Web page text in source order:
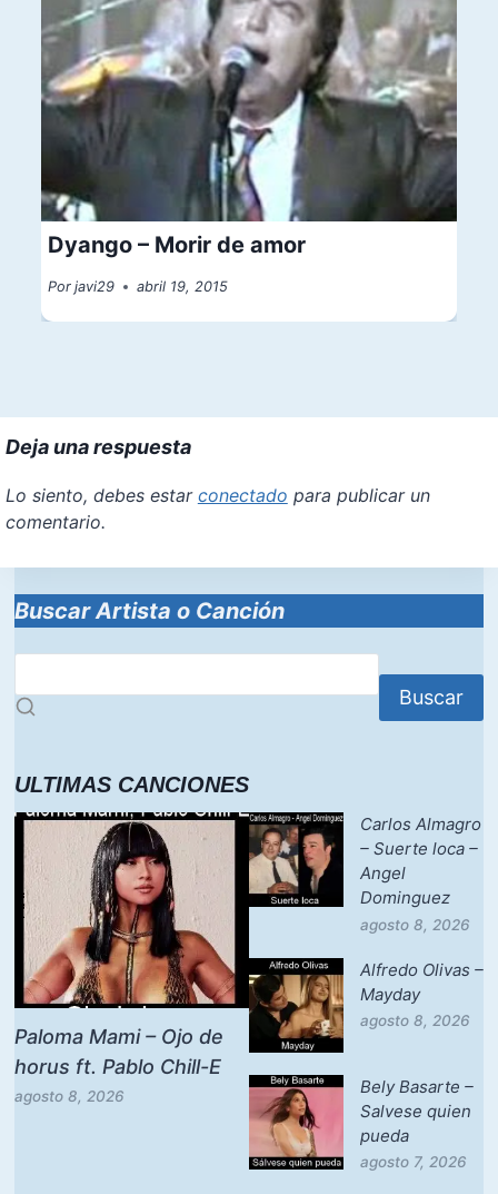
Dyango – Morir de amor
Por javi29 abril 19, 2015
Deja una respuesta
Lo siento, debes estar conectado para publicar un
comentario.
Buscar Artista o Canción
Buscar
ULTIMAS CANCIONES
Paloma Mami – Ojo de
horus ft. Pablo Chill-E
agosto 8, 2026
Carlos Almagro
– Suerte loca –
Angel
Dominguez
agosto 8, 2026
Alfredo Olivas –
Mayday
agosto 8, 2026
Bely Basarte –
Salvese quien
pueda
agosto 7, 2026